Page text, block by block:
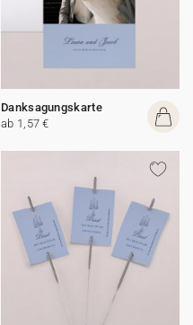
Danksagungskarte
ab 1,57 €